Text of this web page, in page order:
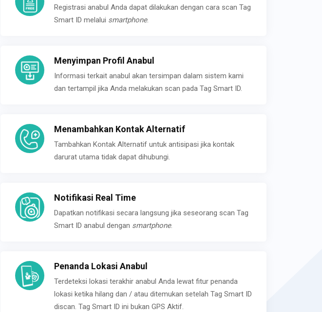
Registrasi anabul Anda dapat dilakukan dengan cara scan Tag
Smart ID melalui smartphone.
Menyimpan Profil Anabul
Informasi terkait anabul akan tersimpan dalam sistem kami
dan tertampil jika Anda melakukan scan pada Tag Smart ID.
Menambahkan Kontak Alternatif
Tambahkan Kontak Alternatif untuk antisipasi jika kontak
darurat utama tidak dapat dihubungi.
Notifikasi Real Time
Dapatkan notifikasi secara langsung jika seseorang scan Tag
Smart ID anabul dengan smartphone.
Penanda Lokasi Anabul
Terdeteksi lokasi terakhir anabul Anda lewat fitur penanda
lokasi ketika hilang dan / atau ditemukan setelah Tag Smart ID
discan. Tag Smart ID ini bukan GPS Aktif.